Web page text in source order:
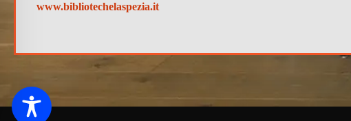
www.bibliotechelaspezia.it